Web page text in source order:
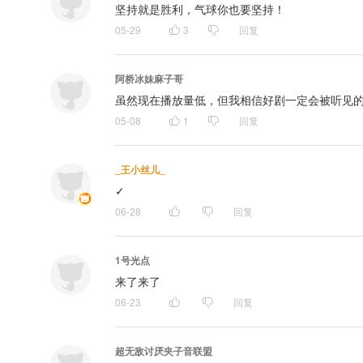
坚持就是胜利，气球你也要坚持！
05-29 3 回复
阿桥冰妹麻子哥
虽然现在播放量低，但我相信好剧一定会被听见
05-08 1 回复
_王小丝儿_
✓
06-28 回复
1号光点
来了来了
06-23 回复
超无敌讨厌夹子音联盟